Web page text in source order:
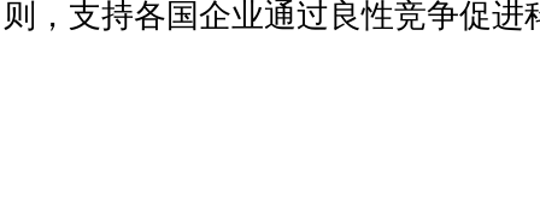
则，支持各国企业通过良性竞争促进